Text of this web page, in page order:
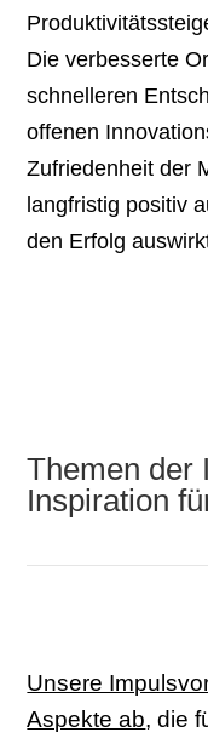
Die verbesserte
schnelleren
offenen
Zufriedenheit der
langfristig positiv
den Erfolg
Themen der
Inspiration
Unsere
Aspekte ab, die